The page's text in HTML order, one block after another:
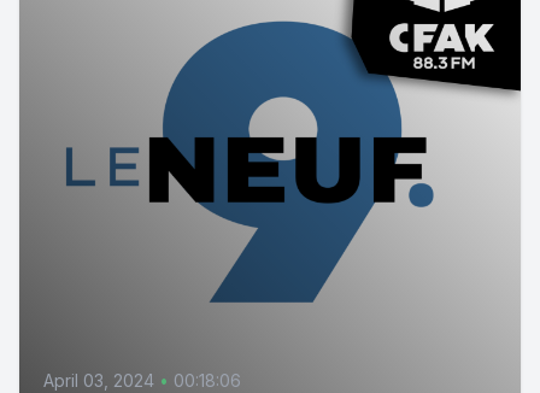
April 03, 2024 • 00:18:06